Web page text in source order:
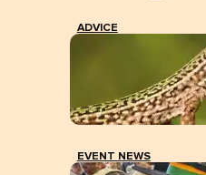
ADVICE
EVENT NEWS